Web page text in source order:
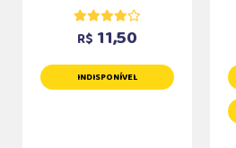
R$ 11,50
INDISPONÍVEL